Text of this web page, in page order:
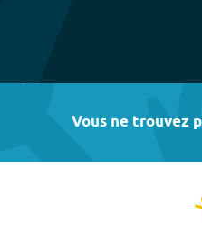
Vous ne trouvez